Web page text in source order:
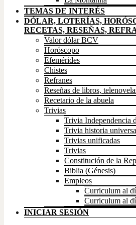
TEMAS DE INTERÉS
DÓLAR, LOTERÍAS,
RECETAS, RESEÑAS,
Valor dólar BCV
Horóscopo
Efemérides
Chistes
Refranes
Reseñas de libros,
Recetario de la abuela
Trivias
Trivia Independencia
Trivia historia
Trivias unificadas
Trivias
Constitución de la
Biblia (Génesis)
Empleos
Curriculum al
Curriculum al
INICIAR SESIÓN